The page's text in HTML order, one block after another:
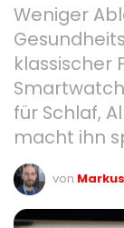
Weniger
klassischer
für Schlaf,
macht ihn
von